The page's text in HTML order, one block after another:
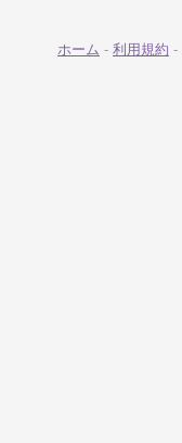
ホーム - 利用規約 -